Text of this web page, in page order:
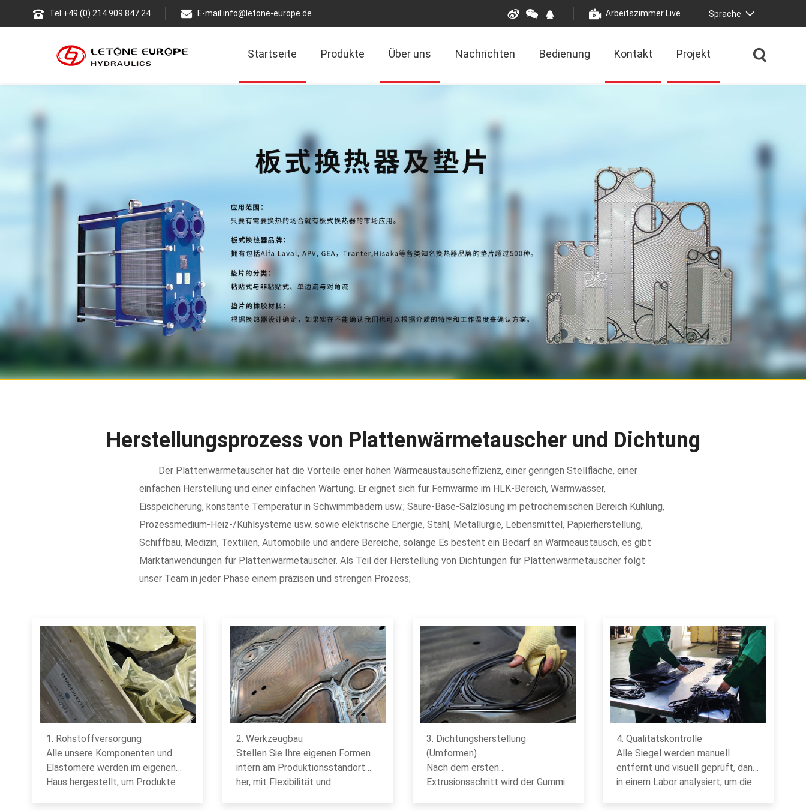
Tel:+49 (0) 214 909 847 24 E-mail:info@letone-europe.de Arbeitszimmer Live Sprache
Startseite Produkte Über uns Nachrichten Bedienung Kontakt Projekt
Herstellungsprozess von Plattenwärmetauscher und Dichtung
Der Plattenwärmetauscher hat die Vorteile einer hohen Wärmeaustauscheffizienz, einer geringen Stellfläche, einer
einfachen Herstellung und einer einfachen Wartung. Er eignet sich für Fernwärme im HLK-Bereich, Warmwasser,
Eisspeicherung, konstante Temperatur in Schwimmbädern usw.; Säure-Base-Salzlösung im petrochemischen Bereich Kühlung,
Prozessmedium-Heiz-/Kühlsysteme usw. sowie elektrische Energie, Stahl, Metallurgie, Lebensmittel, Papierherstellung,
Schiffbau, Medizin, Textilien, Automobile und andere Bereiche, solange Es besteht ein Bedarf an Wärmeaustausch, es gibt
Marktanwendungen für Plattenwärmetauscher. Als Teil der Herstellung von Dichtungen für Plattenwärmetauscher folgt
unser Team in jeder Phase einem präzisen und strengen Prozess;
1. Rohstoffversorgung
Alle unsere Komponenten und
Elastomere werden im eigenen
Haus hergestellt, um Produkte
2. Werkzeugbau
Stellen Sie Ihre eigenen Formen
intern am Produktionsstandort
her, mit Flexibilität und
3. Dichtungsherstellung
(Umformen)
Nach dem ersten
Extrusionsschritt wird der Gummi
4. Qualitätskontrolle
Alle Siegel werden manuell
entfernt und visuell geprüft, dann
in einem Labor analysiert, um die